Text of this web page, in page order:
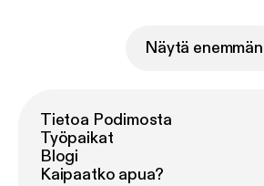
Näytä enemmän
Tietoa Podimosta
Työpaikat
Blogi
Kaipaatko apua?